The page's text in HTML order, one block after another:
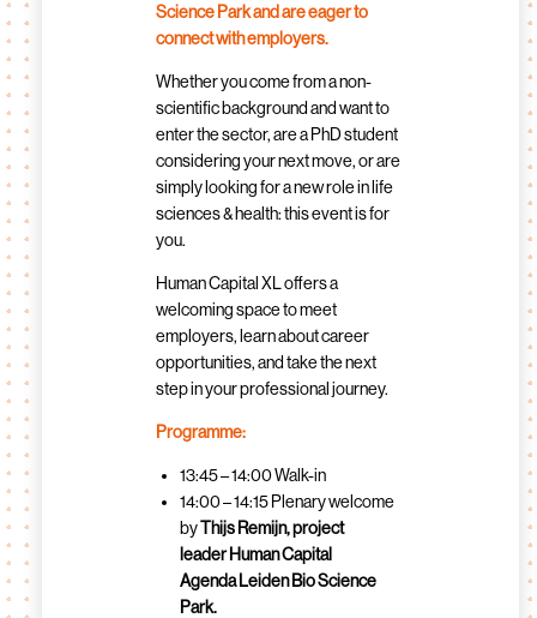
Science Park and are eager to
connect with employers.
Whether you come from a non-
scientific background and want to
enter the sector, are a PhD student
considering your next move, or are
simply looking for a new role in life
sciences & health: this event is for
you.
Human Capital XL offers a
welcoming space to meet
employers, learn about career
opportunities, and take the next
step in your professional journey.
Programme:
13:45 – 14:00 Walk-in
14:00 – 14:15 Plenary welcome
byThijs Remijn, project
leader Human Capital
Agenda Leiden Bio Science
Park.